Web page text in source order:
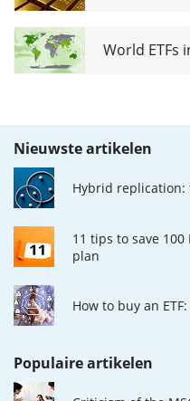
World ETFs
Nieuwste artikelen
Hybrid replication:
11 tips to save 100
plan
How to buy an
Populaire artikelen